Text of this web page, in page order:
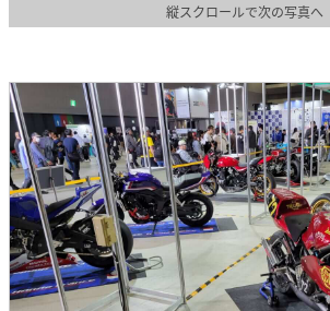
縦スクロールで次の写真へ